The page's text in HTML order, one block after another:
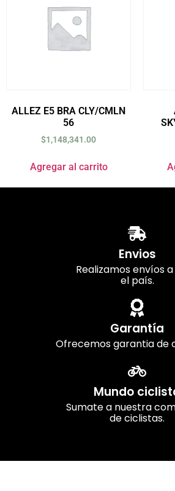
ALLEZ E5 BRA CLY/CMLN
56
$1,148,341.00
Agregar al carrito
Envios
Realizamos envíos
el país.
Garantía
Ofrecemos garantia de
Mundo
Sumate a nuestra
de ciclistas.